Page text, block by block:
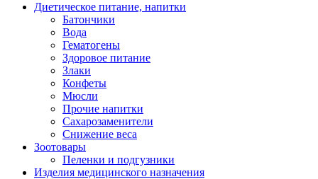
Диетическое питание, напитки
Батончики
Вода
Гематогены
Здоровое питание
Злаки
Конфеты
Мюсли
Прочие напитки
Сахарозаменители
Снижение веса
Зоотовары
Пеленки и подгузники
Изделия медицинского назначения